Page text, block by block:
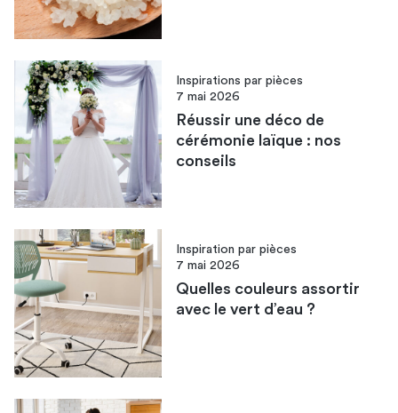
Inspirations par pièces
7 mai 2026
Réussir une déco de
cérémonie laïque : nos
conseils
Inspiration par pièces
7 mai 2026
Quelles couleurs assortir
avec le vert d’eau​ ?